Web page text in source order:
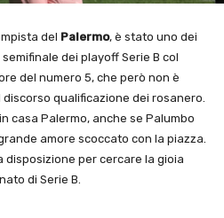
del Palermo, è stato uno dei
dei playoff Serie B col
del numero 5, che però non è
qualificazione dei rosanero.
casa Palermo, anche se Palumbo
amore scoccato con la piazza.
disposizione per cercare la gioia
di Serie B.